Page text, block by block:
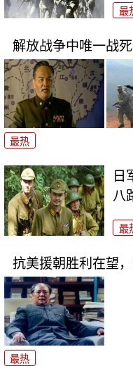
最
解放战争中唯一战
最热
日
八
最
抗美援朝胜利在望
最热